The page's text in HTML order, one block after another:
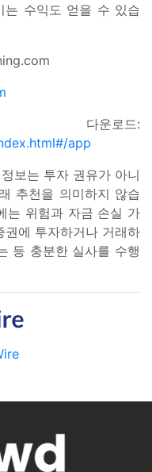
는 수익도 얻을 수 있습
드:
app
보는 투자 권유가 아니
추천을 의미하지 않습
는 위험과 자금 손실 가
권에 투자하거나 거래하
등 충분한 실사를 수행